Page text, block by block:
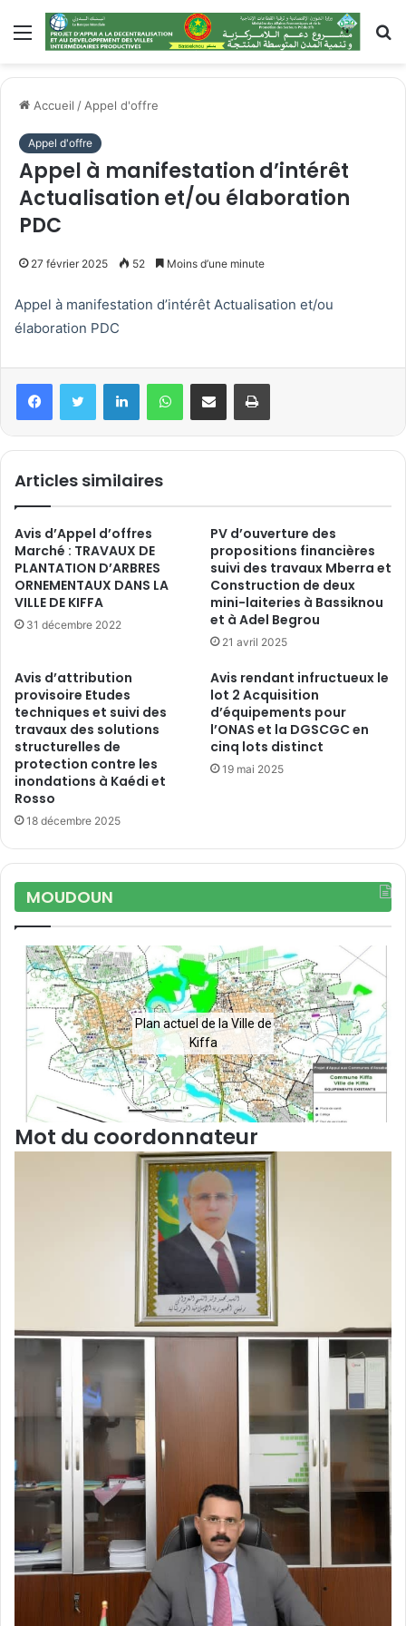
Menu
Accueil / Appel d'offre
Appel d'offre
Appel à manifestation d’intérêt
Actualisation et/ou élaboration
PDC
27 février 2025 52 Moins d’une minute
Appel à manifestation d’intérêt Actualisation et/ou
élaboration PDC
Articles similaires
Avis d’Appel d’offres
Marché : TRAVAUX DE
PLANTATION D’ARBRES
ORNEMENTAUX DANS LA
VILLE DE KIFFA
31 décembre 2022
PV d’ouverture des
propositions financières
suivi des travaux Mberra et
Construction de deux
mini-laiteries à Bassiknou
et à Adel Begrou
21 avril 2025
Avis d’attribution
provisoire Etudes
techniques et suivi des
travaux des solutions
structurelles de
protection contre les
inondations à Kaédi et
Rosso
18 décembre 2025
Avis rendant infructueux le
lot 2 Acquisition
d’équipements pour
l’ONAS et la DGSCGC en
cinq lots distinct
19 mai 2025
MOUDOUN
Plan actuel de la Ville de
Kiffa
Mot du coordonnateur